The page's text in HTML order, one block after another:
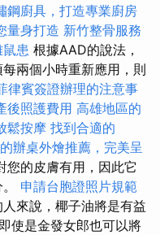
鋼廚具，打造專業廚房
量身打造 新竹整骨服務
患 根據AAD的說法，
兩個小時重新應用，則
律賓簽證辦理的注意事
後照護費用 高雄地區的
鬆按摩 找到合適的
辦桌外燴推薦，完美呈
您的皮膚有用，因此它
申請台胞證照片規範
來說，椰子油將是有益
使是金發女郎也可以將